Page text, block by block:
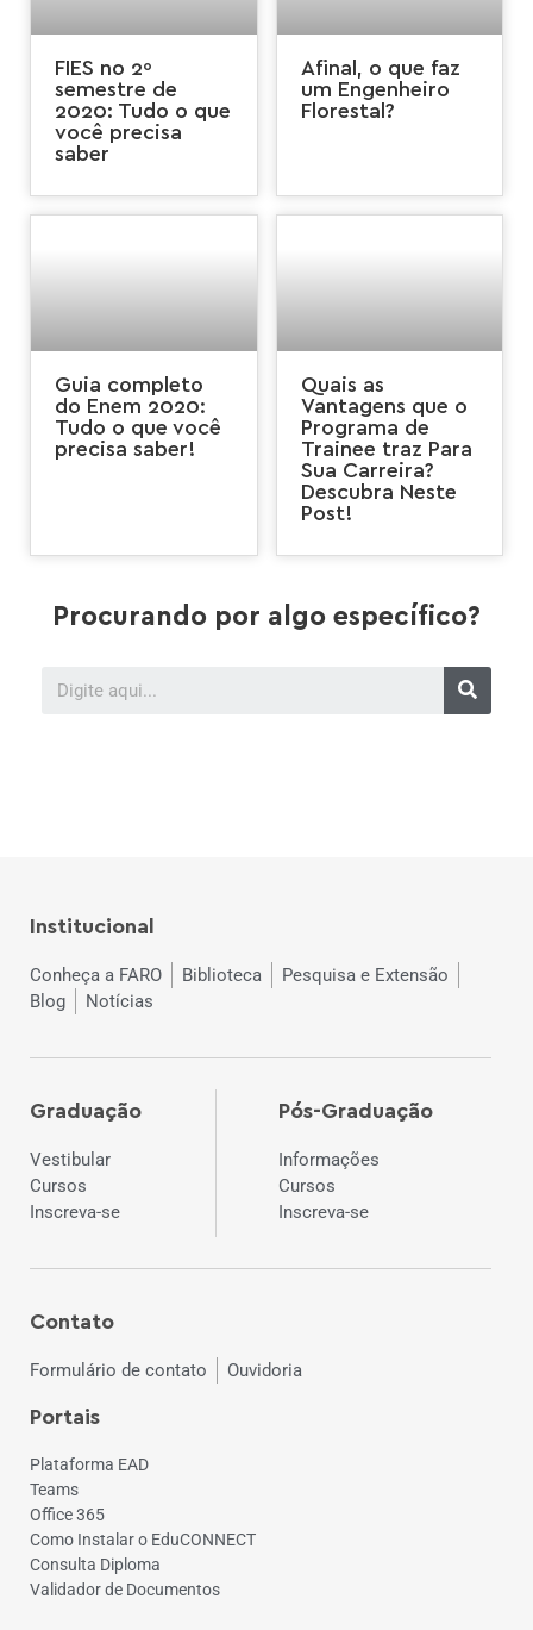
FIES no 2º
semestre de
2020: Tudo o que
você precisa
saber
Afinal, o que faz
um Engenheiro
Florestal?
Guia completo
do Enem 2020:
Tudo o que você
precisa saber!
Quais as
Vantagens que o
Programa de
Trainee traz Para
Sua Carreira?
Descubra Neste
Post!
Procurando por algo específico?
Institucional
Conheça a FARO Biblioteca
Pesquisa e Extensão
Blog
Notícias
Graduação
Vestibular
Cursos
Inscreva-se
Pós-Graduação
Informações
Cursos
Inscreva-se
Contato
Formulário de contato Ouvidoria
Portais
Plataforma EAD
Teams
Office 365
Como Instalar o EduCONNECT
Consulta Diploma
Validador de Documentos